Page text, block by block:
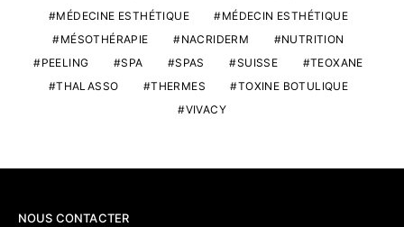
MÉDECINE ESTHÉTIQUE
MÉDECIN ESTHÉTIQUE
MÉSOTHÉRAPIE
NACRIDERM
NUTRITION
PEELING
SPA SPAS SUISSE
TEOXANE
THALASSO
THERMES
TOXINE BOTULIQUE
VIVACY
NOUS CONTACTER